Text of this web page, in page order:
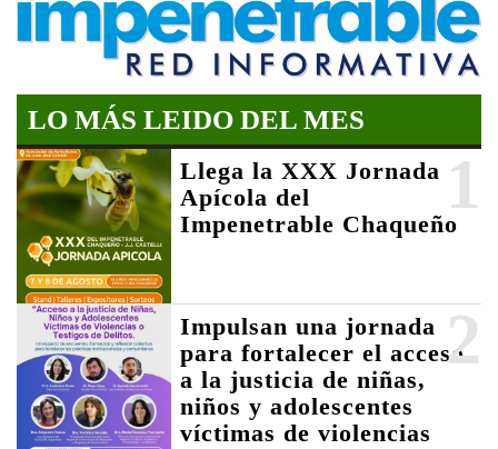
LO MÁS LEIDO DEL MES
1
Llega la XXX Jornada
Apícola del
Impenetrable Chaqueño
2
Impulsan una jornada
para fortalecer el acceso
a la justicia de niñas,
niños y adolescentes
víctimas de violencias